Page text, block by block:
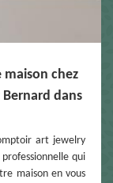
maison chez
dans
art jewelry
qui
maison en vous